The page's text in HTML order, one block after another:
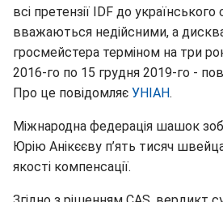
всі претензії IDF до
вважаються недійсними, а
гросмейстера терміном на три
2016-го по 15 грудня 2019-го -
Про це повідомляє УНІАН.
Міжнародна федерація шашок
Юрію Анікєєву п’ять тисяч
якості компенсації.